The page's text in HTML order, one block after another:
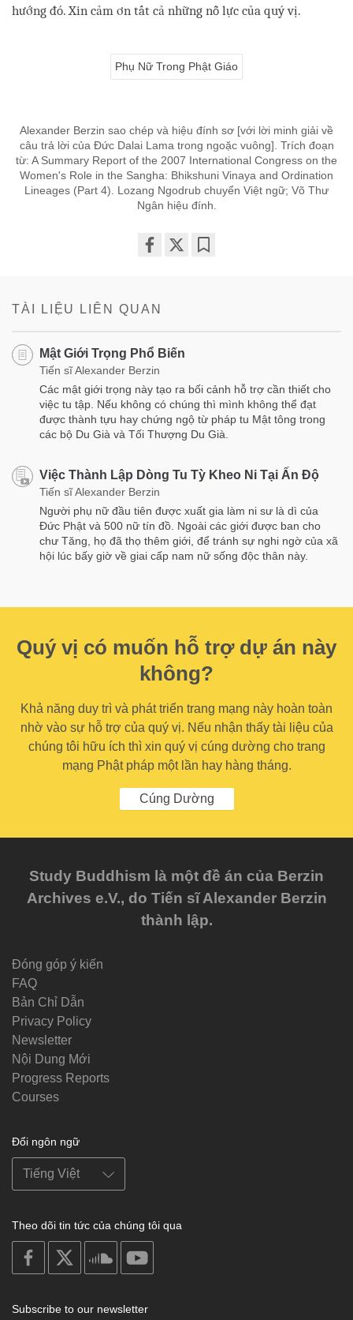
hướng đó. Xin cảm ơn tất cả những nỗ lực của quý vị.
Phụ Nữ Trong Phật Giáo
Alexander Berzin sao chép và hiệu đính sơ [với lời minh giải về
câu trả lời của Đức Dalai Lama trong ngoặc vuông]. Trích đoạn
từ: A Summary Report of the 2007 International Congress on the
Women's Role in the Sangha: Bhikshuni Vinaya and Ordination
Lineages (Part 4). Lozang Ngodrub chuyển Việt ngữ; Võ Thư
Ngân hiệu đính.
TÀI LIỆU LIÊN QUAN
Mật Giới Trọng Phổ Biến
Tiến sĩ Alexander Berzin
Các mật giới trọng này tạo ra bối cảnh hỗ trợ cần thiết cho
việc tu tập. Nếu không có chúng thì mình không thể đạt
được thành tựu hay chứng ngộ từ pháp tu Mật tông trong
các bộ Du Già và Tối Thượng Du Già.
Việc Thành Lập Dòng Tu Tỳ Kheo Ni Tại Ấn Độ
Tiến sĩ Alexander Berzin
Người phụ nữ đầu tiên được xuất gia làm ni sư là dì của
Đức Phật và 500 nữ tín đồ. Ngoài các giới được ban cho
chư Tăng, họ đã thọ thêm giới, để tránh sự nghi ngờ của xã
hội lúc bấy giờ về giai cấp nam nữ sống độc thân này.
Quý vị có muốn hỗ trợ dự án này
không?
Khả năng duy trì và phát triển trang mạng này hoàn toàn
nhờ vào sự hỗ trợ của quý vị. Nếu nhận thấy tài liệu của
chúng tôi hữu ích thì xin quý vị cúng dường cho trang
mạng Phật pháp một lần hay hàng tháng.
Cúng Dường
Study Buddhism là một đề án của Berzin
Archives e.V., do Tiến sĩ Alexander Berzin
thành lập.
Đóng góp ý kiến
FAQ
Bản Chỉ Dẫn
Privacy Policy
Newsletter
Nội Dung Mới
Progress Reports
Courses
Đổi ngôn ngữ
Theo dõi tin tức của chúng tôi qua
on
facebook
soundcloud
Subscribe to our newsletter